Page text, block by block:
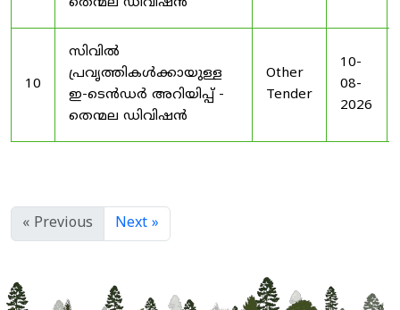
10
സിവിൽ
പ്രവൃത്തികൾക്കായുള്ള
ഇ-ടെൻഡർ അറിയിപ്പ് -
തെന്മല ഡിവിഷൻ
Other
Tender
10-
08-
2026
« Previous Next »